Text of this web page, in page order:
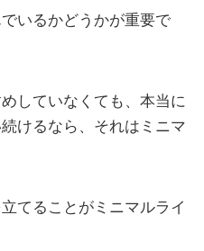
いるかどうかが重要で
していなくても、本当に
けるなら、それはミニマ
てることがミニマルライ